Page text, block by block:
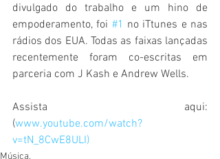
divulgado do trabalho e um hino de
empoderamento, foi #1 no iTtunes e nas
rádios dos EUA. Todas as faixas lançadas
recentemente foram co-escritas em
parceria com J Kash e Andrew Wells.
Assista aqui:
(www.youtube.com/watch?
v=tN_8CwE8ULI)